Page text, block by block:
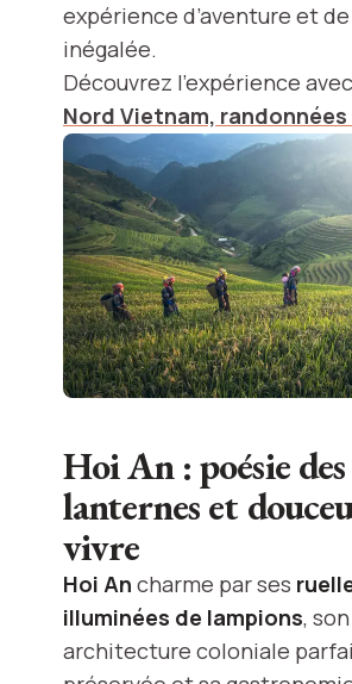
expérience d’aventure et
inégalée.
Découvrez l’expérience
Nord Vietnam,
Hoi An : poésie des
lanternes et
vivre
Hoi An charme par ses
illuminées de lampions, son
architecture coloniale